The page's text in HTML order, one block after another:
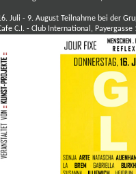
Juli - 9. August Teilnahme bei der
C.I. - Club International, Payergasse